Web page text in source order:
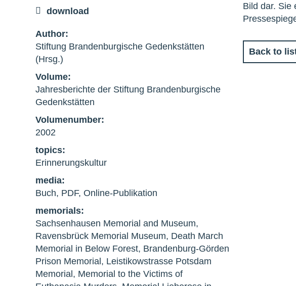
Bild dar. Sie
Back to
download
Author:
Stiftung Brandenburgische Gedenkstätten
(Hrsg.)
Volume:
Jahresberichte der Stiftung Brandenburgische
Gedenkstätten
Volumenumber:
2002
topics:
Erinnerungskultur
media:
Buch, PDF, Online-Publikation
memorials:
Sachsenhausen Memorial and Museum,
Ravensbrück Memorial Museum, Death March
Memorial in Below Forest, Brandenburg-Görden
Prison Memorial, Leistikowstrasse Potsdam
Memorial, Memorial to the Victims of